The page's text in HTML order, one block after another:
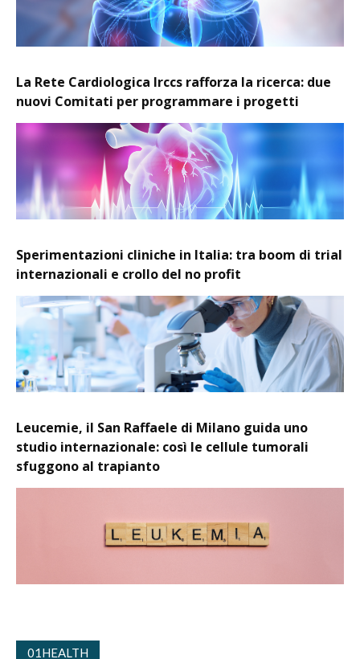
La Rete Cardiologica Irccs rafforza la ricerca: due
nuovi Comitati per programmare i progetti
Sperimentazioni cliniche in Italia: tra boom di trial
internazionali e crollo del no profit
Leucemie, il San Raffaele di Milano guida uno
studio internazionale: così le cellule tumorali
sfuggono al trapianto
01HEALTH